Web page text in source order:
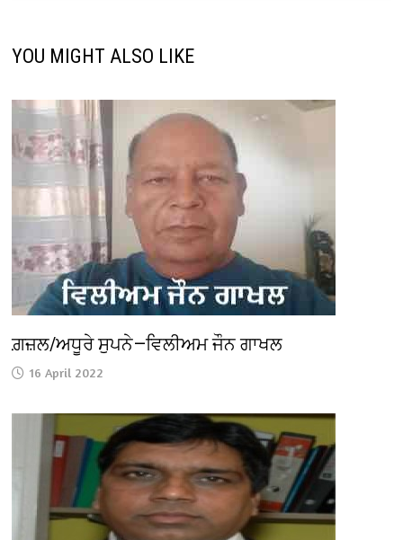
YOU MIGHT ALSO LIKE
ਗ਼ਜ਼ਲ/ਅਧੂਰੇ ਸੁਪਨੇ—ਵਿਲੀਅਮ ਜੌਨ ਗਾਖਲ
16 April 2022